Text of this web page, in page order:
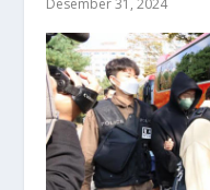
Desember 31, 2024